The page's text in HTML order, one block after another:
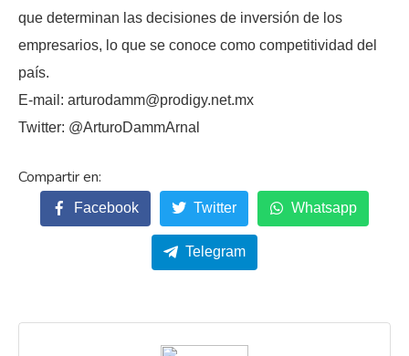
que determinan las decisiones de inversión de los
empresarios, lo que se conoce como competitividad del
país.
E-mail: arturodamm@prodigy.net.mx
Twitter: @ArturoDammArnal
Facebook Twitter Whatsapp
Telegram